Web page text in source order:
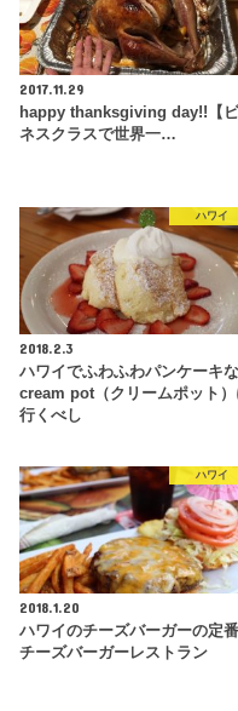
2017.11.29
happy thanksgiving day!!【
ネスクラスで世界一…
ハワイ
2018.2.3
ハワイでふわふわパンケーキ
cream pot（クリームポット）
行くべし
ハワイ
2018.1.20
ハワイのチーズバーガーの定番
チーズバーガーレストラン